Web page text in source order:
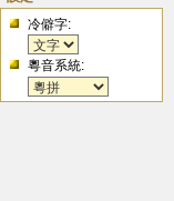
冷僻字:
粵音系統: